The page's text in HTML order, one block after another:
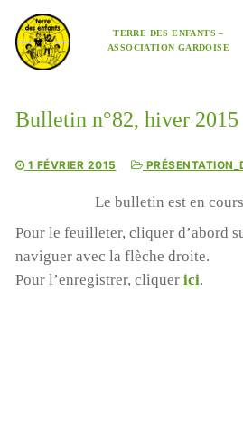
contenu
TERRE DES ENFANTS –
ASSOCIATION GARDOISE
Bulletin n°82, hiver 2015
1 FÉVRIER 2015
Le bulletin est en
Pour le feuilleter, cliquer d’abord
naviguer avec la flèche droite.
Pour l’enregistrer, cliquer ici.